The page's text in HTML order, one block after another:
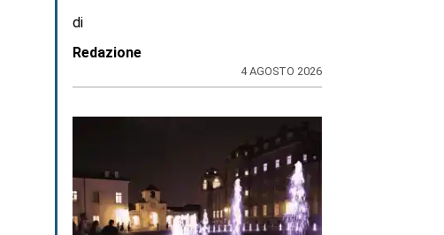
di
Redazione
4 AGOSTO 2026